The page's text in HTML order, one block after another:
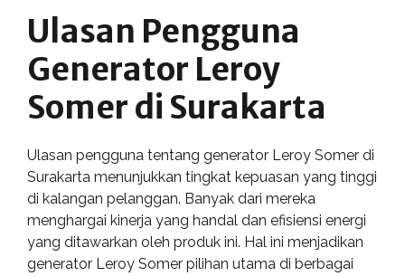
Ulasan Pengguna
Generator Leroy
Somer di Surakarta
Ulasan pengguna tentang generator Leroy Somer di
Surakarta menunjukkan tingkat kepuasan yang tinggi
di kalangan pelanggan. Banyak dari mereka
menghargai kinerja yang handal dan efisiensi energi
yang ditawarkan oleh produk ini. Hal ini menjadikan
generator Leroy Somer pilihan utama di berbagai